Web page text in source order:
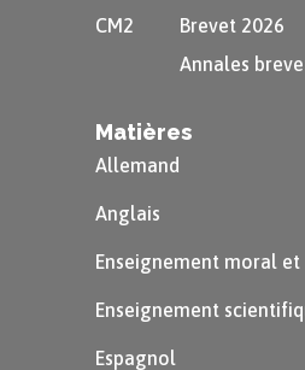
CM2
Brevet 2026
Annales
Matières
Allemand
Anglais
Enseignement moral et
Enseignement
Espagnol